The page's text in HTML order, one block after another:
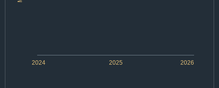
2024 2025 2026